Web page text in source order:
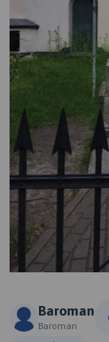
Baroman
Baroman